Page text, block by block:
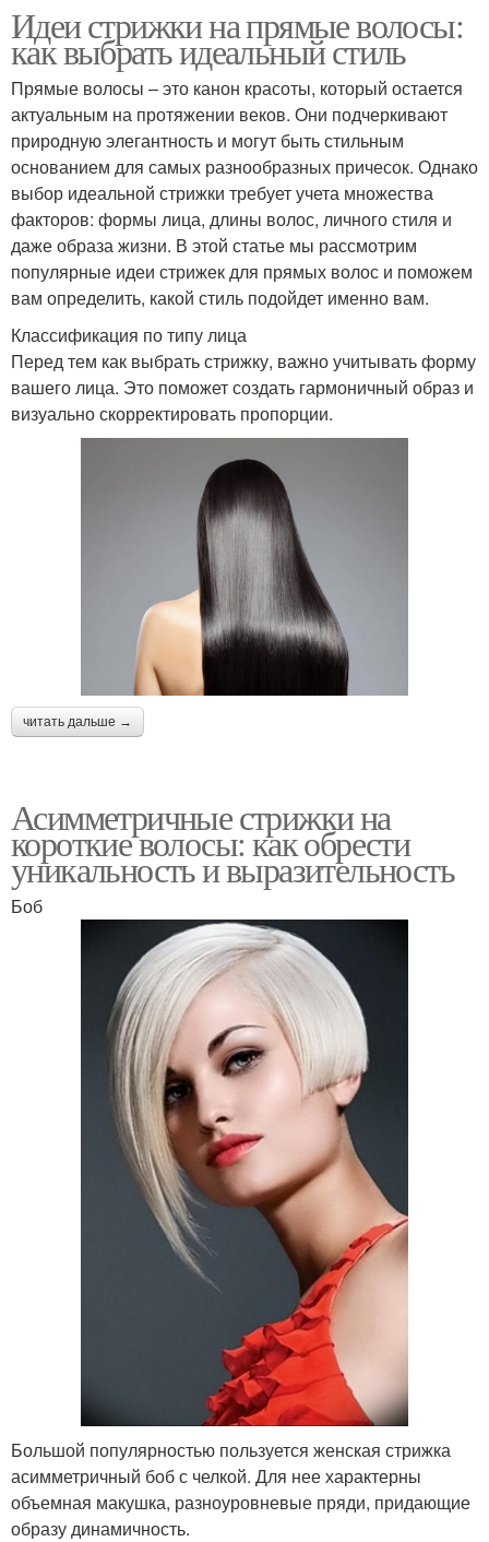
Идеи стрижки на прямые волосы:
как выбрать идеальный стиль
Прямые волосы – это канон красоты, который остается
актуальным на протяжении веков. Они подчеркивают
природную элегантность и могут быть стильным
основанием для самых разнообразных причесок. Однако
выбор идеальной стрижки требует учета множества
факторов: формы лица, длины волос, личного стиля и
даже образа жизни. В этой статье мы рассмотрим
популярные идеи стрижек для прямых волос и поможем
вам определить, какой стиль подойдет именно вам.
Классификация по типу лица
Перед тем как выбрать стрижку, важно учитывать форму
вашего лица. Это поможет создать гармоничный образ и
визуально скорректировать пропорции.
читать дальше →
Асимметричные стрижки на
короткие волосы: как обрести
уникальность и выразительность
Боб
Большой популярностью пользуется женская стрижка
асимметричный боб с челкой. Для нее характерны
объемная макушка, разноуровневые пряди, придающие
образу динамичность.